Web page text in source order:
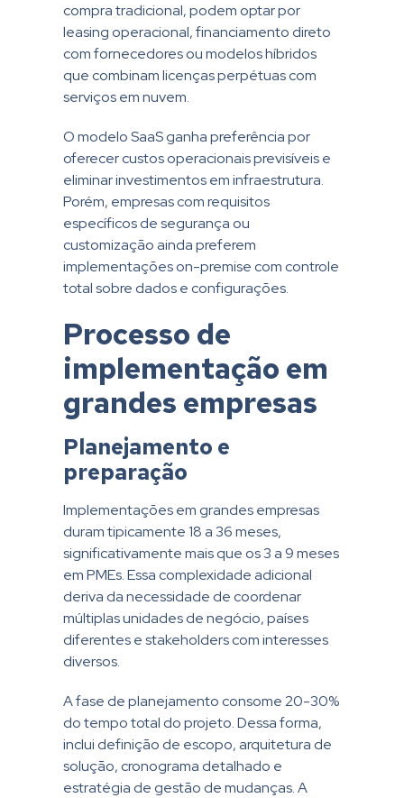
compra tradicional, podem optar por
leasing operacional, financiamento direto
com fornecedores ou modelos híbridos
que combinam licenças perpétuas com
serviços em nuvem.
O modelo SaaS ganha preferência por
oferecer custos operacionais previsíveis e
eliminar investimentos em infraestrutura.
Porém, empresas com requisitos
específicos de segurança ou
customização ainda preferem
implementações on-premise com controle
total sobre dados e configurações.
Processo de
implementação em
grandes empresas
Planejamento e
preparação
Implementações em grandes empresas
duram tipicamente 18 a 36 meses,
significativamente mais que os 3 a 9 meses
em PMEs. Essa complexidade adicional
deriva da necessidade de coordenar
múltiplas unidades de negócio, países
diferentes e stakeholders com interesses
diversos.
A fase de planejamento consome 20-30%
do tempo total do projeto. Dessa forma,
inclui definição de escopo, arquitetura de
solução, cronograma detalhado e
estratégia de gestão de mudanças. A